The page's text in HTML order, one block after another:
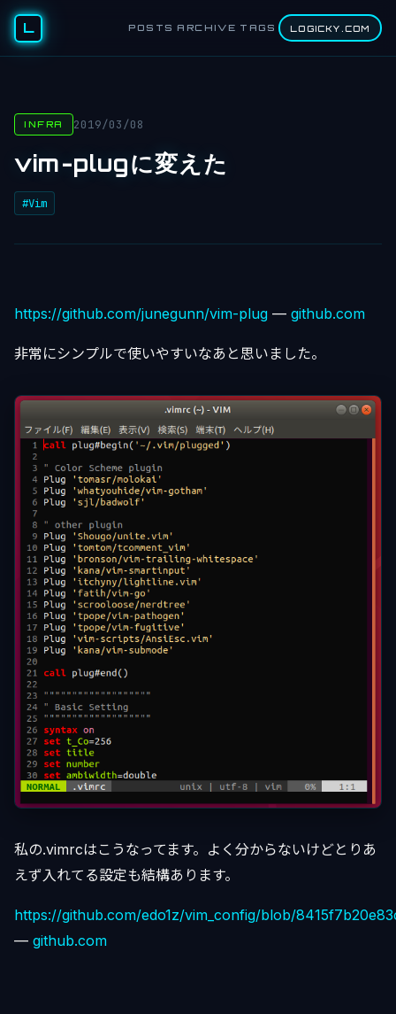
L POSTS ARCHIVE TAGS LOGICKY.COM
INFRA 2019/03/08
vim-plugに変えた
#Vim
https://github.com/junegunn/vim-plug — github.com
非常にシンプルで使いやすいなあと思いました。
私の.vimrcはこうなってます。よく分からないけどとりあ
えず入れてる設定も結構あります。
https://github.com/edo1z/vim_config/blob/
— github.com